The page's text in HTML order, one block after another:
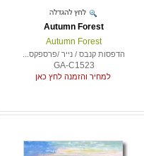
Autumn Forest
Autumn Forest
הדפסות קנבס / נייר /פרספקס...
GA-C1523
למחיר והזמנה לחץ כאן